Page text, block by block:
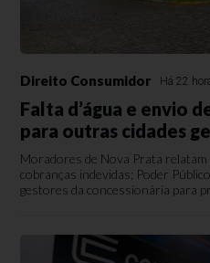
Direito Consumidor Há 22
Falta d’água e envio
para outras cidades
Moradores de Nova Prata
cobranças indevidas; Poder
gestores da concessionária para